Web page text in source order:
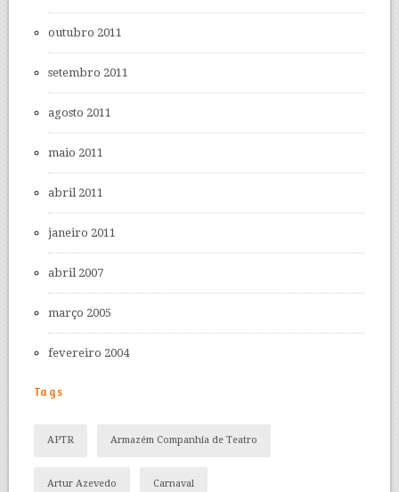
outubro 2011
setembro 2011
agosto 2011
maio 2011
abril 2011
janeiro 2011
abril 2007
março 2005
fevereiro 2004
Tags
APTR Armazém Companhia de Teatro
Artur Azevedo Carnaval